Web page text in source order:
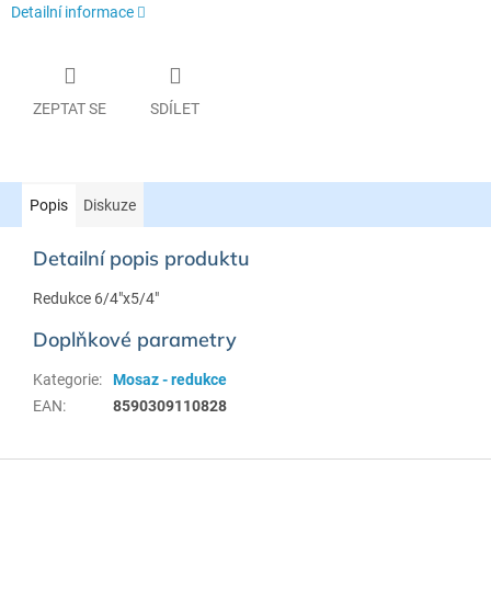
Detailní informace
ZEPTAT SE SDÍLET
Popis Diskuze
Detailní popis produktu
Redukce 6/4"x5/4"
Doplňkové parametry
Kategorie:
Mosaz - redukce
EAN: 8590309110828
Z